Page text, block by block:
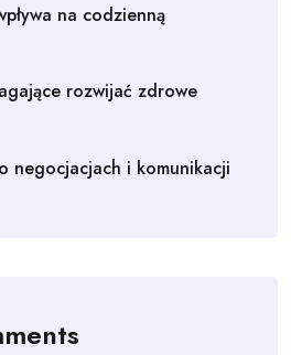
na codzienną
rozwijać zdrowe
negocjacjach i komunikacji